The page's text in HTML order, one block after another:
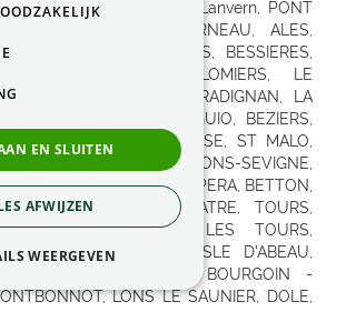
EN SLUITEN
AFWIJZEN
WEERGEVEN